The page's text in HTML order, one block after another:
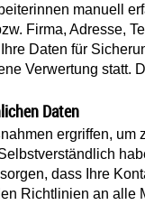
manuell
Firma, Adresse,
Daten für
Verwertung statt.
Daten
ergriffen,
dass Ihre
Richtlinien an alle